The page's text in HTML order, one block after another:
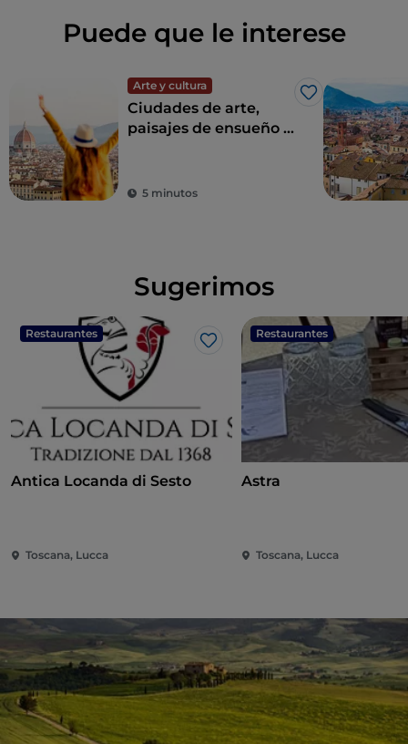
Puede que le interese
Arte y cultura
Me gusta
Ciudades de arte,
paisajes de ensueño y
de todo turista
5 minutos
Sugerimos
Restaurantes
Me gusta
Antica Locanda di Sesto
Toscana, Lucca
Restaurantes
Astra
Toscana, Lucca